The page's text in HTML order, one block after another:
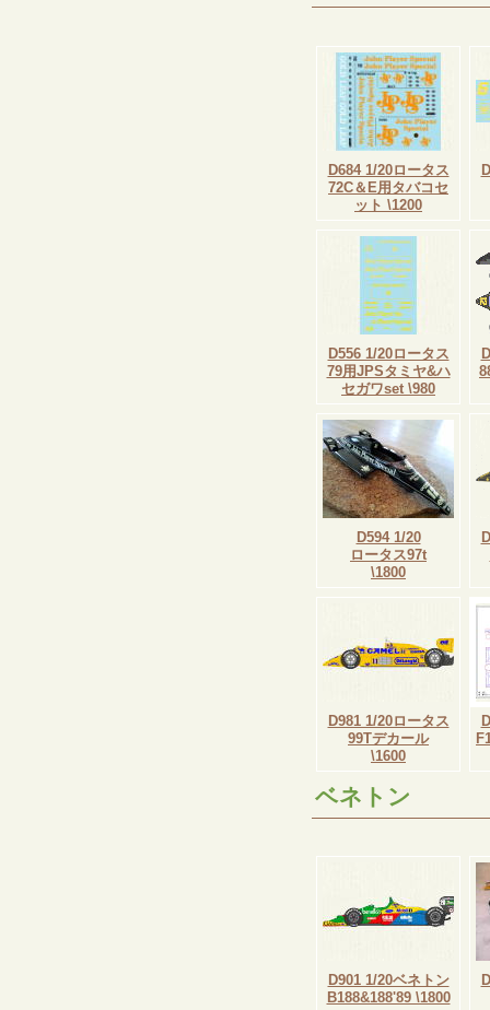
D684 1/20ロータス
72C＆E用タバコセ
ット \1200
D556 1/20ロータス
79用JPSタミヤ&ハ
セガワset \980
D594 1/20
ロータス97t
\1800
D981 1/20ロータス
99Tデカール
\1600
ベネトン
D901 1/20ベネトン
B188&188'89 \1800